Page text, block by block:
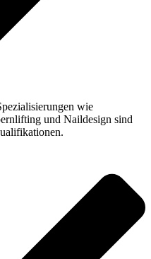
wie
und Naildesign sind